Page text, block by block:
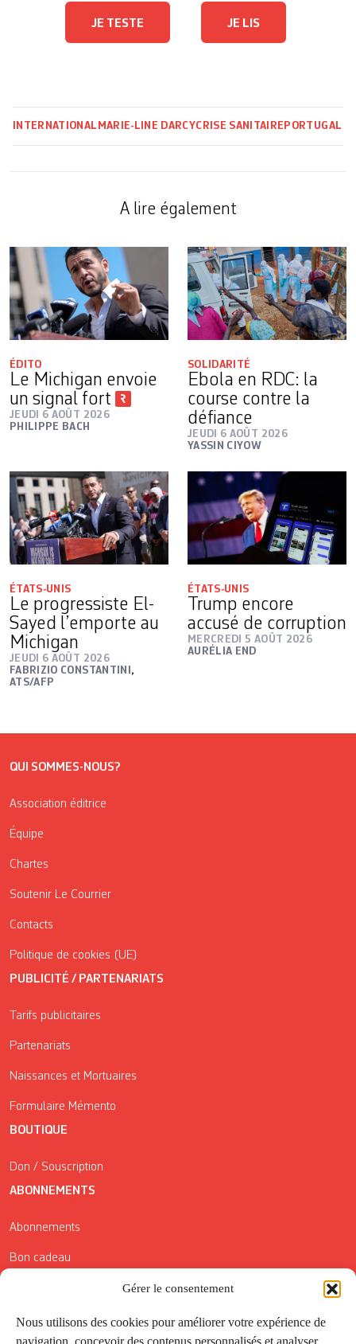
Gérer le consentement
Nous utilisons des cookies pour améliorer votre expérience de
navigation, concevoir des contenus personnalisés et analyser
JE TESTE JE LIS
INTERNATIONAL MARIE-LINE DARCYCRISE SANITAIRE PORTUGAL
A lire également
ÉDITO
Le Michigan envoie
un signal fort
JEUDI 6 AOÛT 2026
PHILIPPE BACH
SOLIDARITÉ
Ebola en RDC: la
course contre la
défiance
JEUDI 6 AOÛT 2026
YASSIN CIYOW
ÉTATS-UNIS
Le progressiste El-
Sayed l’emporte au
Michigan
JEUDI 6 AOÛT 2026
FABRIZIO CONSTANTINI ,
ATS/AFP
ÉTATS-UNIS
Trump encore
accusé de corruption
MERCREDI 5 AOÛT 2026
AURÉLIA END
QUI SOMMES-NOUS?
Association éditrice
Équipe
Chartes
Soutenir Le Courrier
Contacts
Politique de cookies (UE)
PUBLICITÉ / PARTENARIATS
Tarifs publicitaires
Partenariats
Naissances et Mortuaires
Formulaire Mémento
BOUTIQUE
Don / Souscription
ABONNEMENTS
Abonnements
Bon cadeau
Conditions générales de vente
Réductions de la Carte Côté Courrier